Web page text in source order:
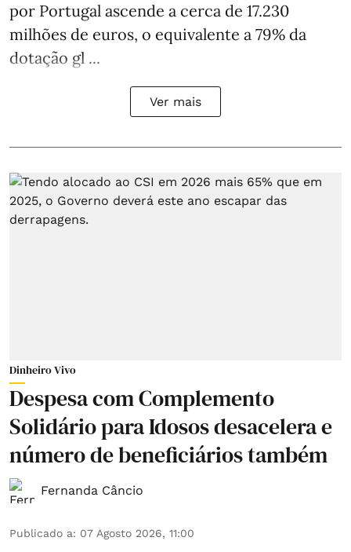
por Portugal ascende a cerca de 17.230
milhões de euros, o equivalente a 79% da
dotação gl ...
Ver mais
Dinheiro Vivo
Despesa com Complemento
Solidário para Idosos desacelera e
número de beneficiários também
Fernanda Câncio
Publicado a: 07 Agosto 2026, 11:00